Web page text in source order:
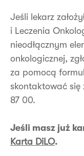
Jeśli lekarz
i Leczenia
nieodłącznym
onkologicznej,
za pomocą
skontaktować się
87 00.
Jeśli masz już
Karta DiLO.